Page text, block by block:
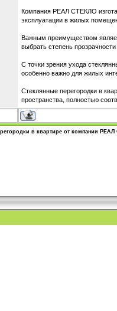
Компания РЕАЛ СТЕКЛО
эксплуатации в жилых
Важным преимуществом
выбрать степень
С точки зрения ухода
особенно важно для жилых
Стеклянные перегородки в
пространства, полностью
в квартире от компании